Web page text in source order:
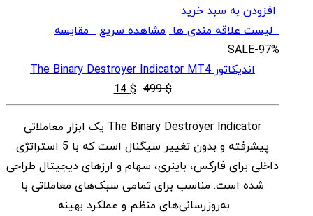
افزودن به سبد خرید
لیست علاقه مندی ها مشاهده سریعمقایسه
SALE-97%
اندیکاتور The Binary Destroyer Indicator MT4
$
499
قیمت
اصلی
$ 499
بود.
$
14
قیمت
فعلی
$ 14
است.
The Binary Destroyer Indicator یک ابزار معاملاتی
پیشرفته و بدون تغییر سیگنال است که با 5 استراتژی
داخلی برای فارکس، باینری، سهام و ارزهای دیجیتال طراحی
شده است. مناسب برای تمامی سبک‌های معاملاتی با
به‌روزرسانی‌های منظم و عملکرد بهینه.